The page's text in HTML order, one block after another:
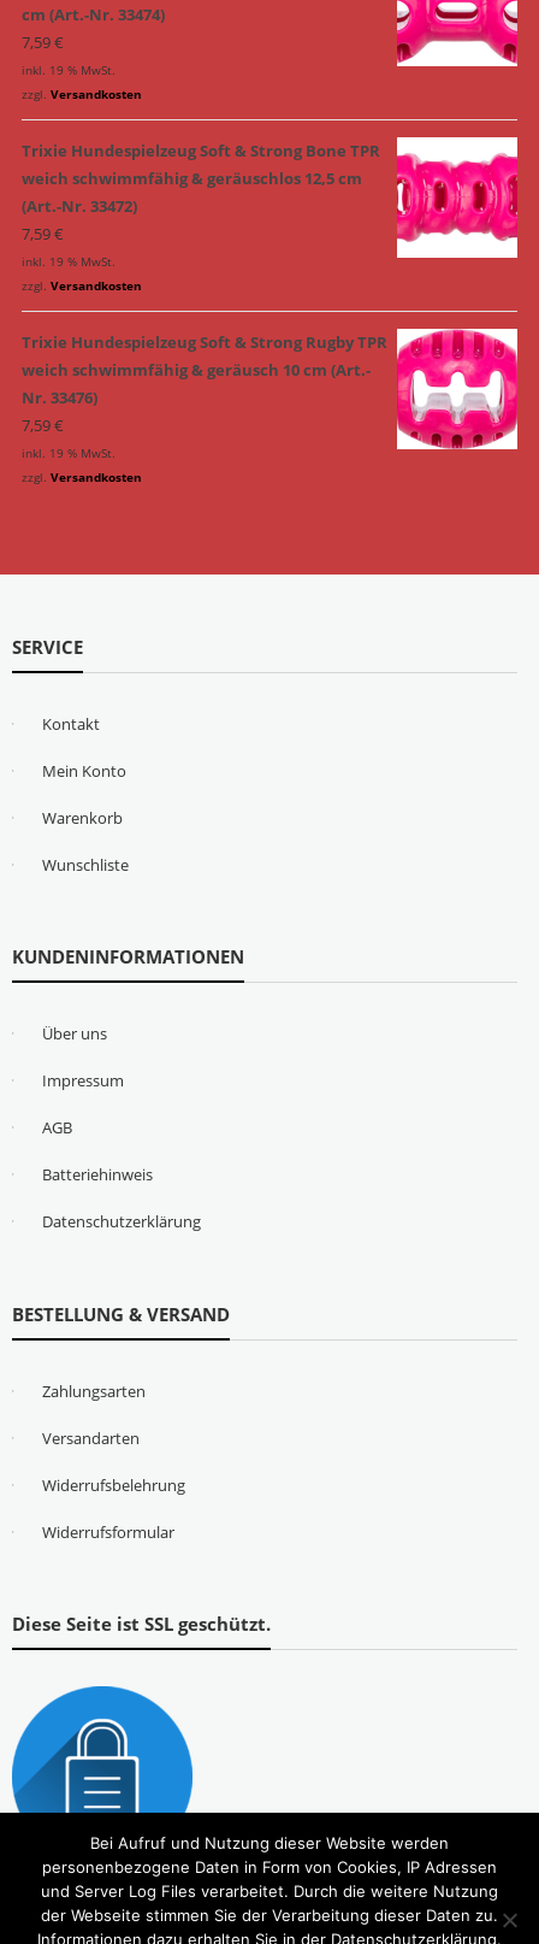
cm (Art.-Nr. 33474)
7,59€
inkl. 19 % MwSt.
zzgl. Versandkosten
Trixie Hundespielzeug Soft & Strong Bone TPR
weich schwimmfähig & geräuschlos 12,5 cm
(Art.-Nr. 33472)
7,59€
inkl. 19 % MwSt.
zzgl. Versandkosten
Trixie Hundespielzeug Soft & Strong Rugby TPR
weich schwimmfähig & geräusch 10 cm (Art.-
Nr. 33476)
7,59€
inkl. 19 % MwSt.
zzgl. Versandkosten
SERVICE
Kontakt
Mein Konto
Warenkorb
Wunschliste
KUNDENINFORMATIONEN
Über uns
Impressum
AGB
Batteriehinweis
Datenschutzerklärung
BESTELLUNG & VERSAND
Zahlungsarten
Versandarten
Widerrufsbelehrung
Widerrufsformular
Diese Seite ist SSL geschützt.
Bei Aufruf und Nutzung dieser Website werden
personenbezogene Daten in Form von Cookies, IP Adressen
und Server Log Files verarbeitet. Durch die weitere Nutzung
der Webseite stimmen Sie der Verarbeitung dieser Daten zu.
Informationen dazu erhalten Sie in der Datenschutzerklärung.